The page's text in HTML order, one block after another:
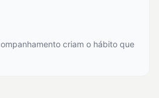
criam o hábito que